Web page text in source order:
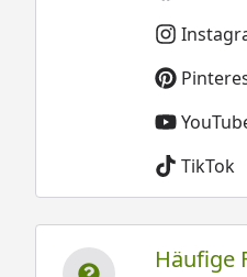
TikTok
Häufige